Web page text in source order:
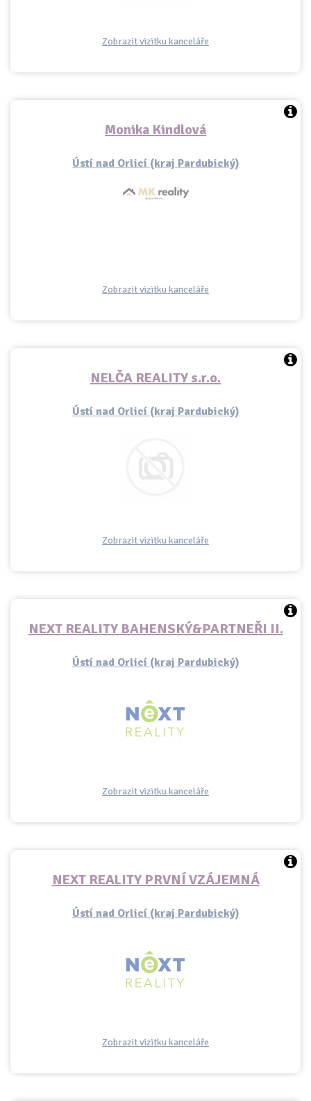
Zobrazit vizitku kanceláře
Monika Kindlová
Ústí nad Orlicí (kraj Pardubický)
Zobrazit vizitku kanceláře
NELČA REALITY s.r.o.
Ústí nad Orlicí (kraj Pardubický)
Zobrazit vizitku kanceláře
NEXT REALITY BAHENSKÝ&PARTNEŘI II.
Ústí nad Orlicí (kraj Pardubický)
Zobrazit vizitku kanceláře
NEXT REALITY PRVNÍ VZÁJEMNÁ
Ústí nad Orlicí (kraj Pardubický)
Zobrazit vizitku kanceláře